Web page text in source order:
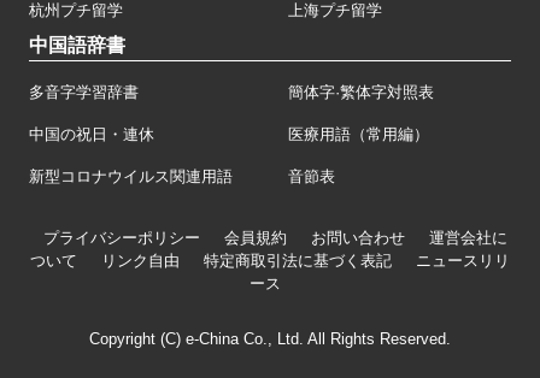
杭州プチ留学 上海プチ留学
中国語辞書
多音字学習辞書 簡体字·繁体字対照表
中国の祝日・連休 医療用語（常用編）
新型コロナウイルス関連用語 音節表
プライバシーポリシー 会員規約 お問い合わせ
運営会社に
ついて
リンク自由 特定商取引法に基づく表記
ニュースリリ
ース
Copyright (C) e-China Co., Ltd. All Rights Reserved.